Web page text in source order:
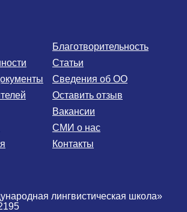
лингвистическая школа»
Сведения об ОО
Вакансии
Оставить отзыв
Благотворительность
Статьи
СМИ о нас
Контакты